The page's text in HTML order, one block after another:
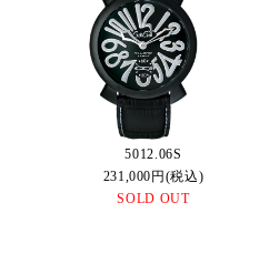
5012.06S
231,000円(税込)
SOLD OUT